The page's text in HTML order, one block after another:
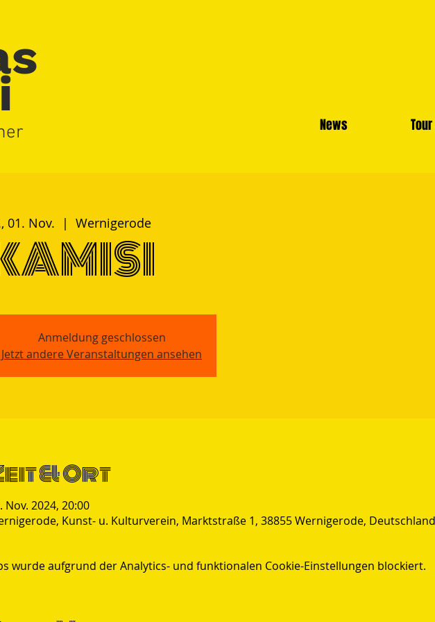
News Tour
01. Nov.
  |
Wernigerode
Anmeldung geschlossen
Jetzt andere Veranstaltungen ansehen
& Ort
Nov. 2024, 20:00
Kunst- u. Kulturverein, Marktstraße 1, 38855 Wernigerode, Deutschland
wurde aufgrund der Analytics- und funktionalen Cookie-Einstellungen blockiert.